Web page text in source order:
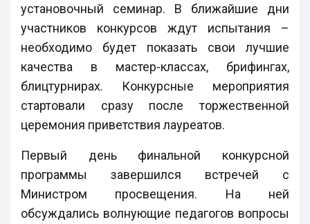
установочный семинар. В ближайшие дни
участников конкурсов ждут испытания –
необходимо будет показать свои лучшие
качества в мастер-классах, брифингах,
блицтурнирах. Конкурсные мероприятия
стартовали сразу после торжественной
церемония приветствия лауреатов.
Первый день финальной конкурсной
программы завершился встречей с
Министром просвещения. На ней
обсуждались волнующие педагогов вопросы